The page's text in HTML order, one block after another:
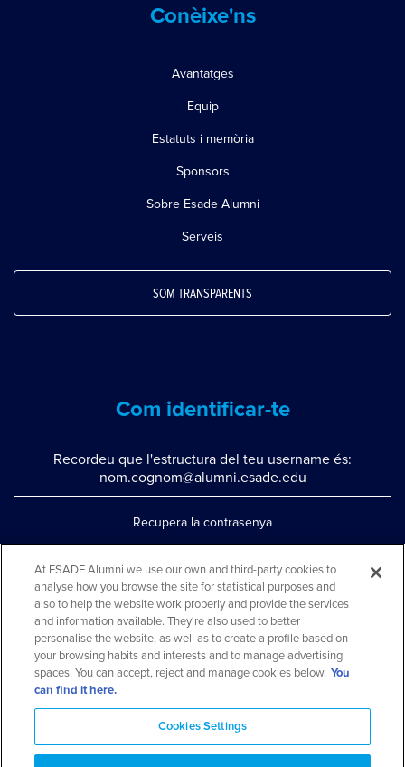
Conèixe'ns
Avantatges
Equip
Estatuts i memòria
Sponsors
Sobre Esade Alumni
Serveis
SOM TRANSPARENTS
Com identificar-te
Recordeu que l'estructura del teu username és:
nom.cognom@alumni.esade.edu
Recupera la contrasenya
Contacta'ns per whatsapp
Teléfono: 93 553 02 17
At ESADE Alumni we use our own and third-party cookies to
analyse how you browse the site for statistical purposes and
also to help the website work properly and provide the services
and information available. They're also used to better
personalise the website, as well as to create a profile based on
your browsing habits and interests and to manage advertising
spaces. You can accept, reject and manage cookies below. You
can find it here.
Cookies Settings